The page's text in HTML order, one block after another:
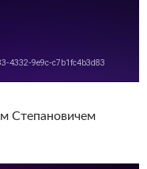
Степановичем